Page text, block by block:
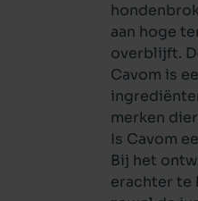
aan hoge
overblijft.
Cavom is
merken
Is Cavom
Bij het
erachter te